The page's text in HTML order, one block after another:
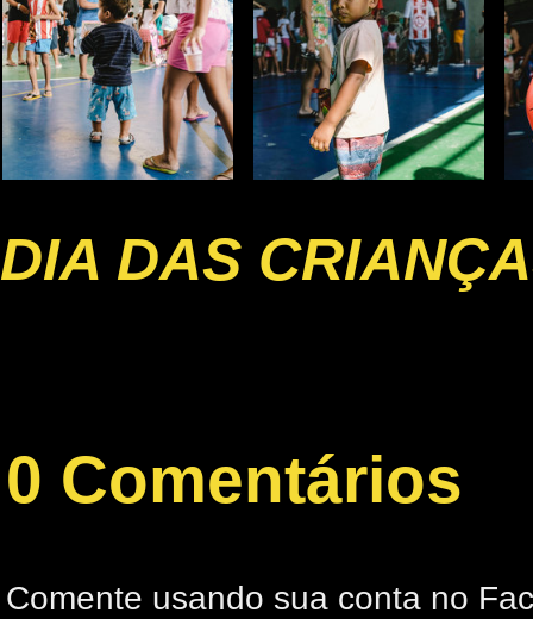
DIA DAS
0 Comentários
Comente usando sua conta no